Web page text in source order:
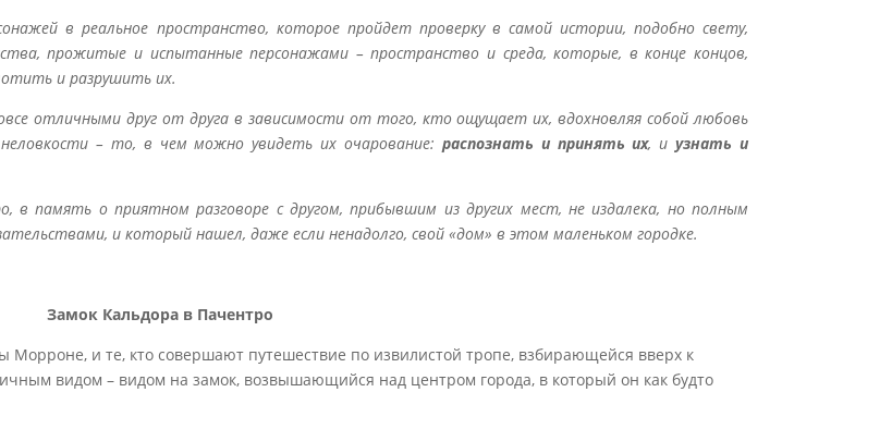
в реальное пространство, которое пройдет проверку в самой истории, подобно свету,
прожитые и испытанные персонажами – пространство и среда, которые, в конце концов,
и разрушить их.
отличными друг от друга в зависимости от того, кто ощущает их, вдохновляя собой любовь
– то, в чем можно увидеть их очарование: распознать и принять их, иузнать и
память о приятном разговоре с другом, прибывшим из других мест, не издалека, но полным
и который нашел, даже если ненадолго, свой «дом» в этом маленьком городке.
Замок Кальдора в Пачентро
Морроне, и те, кто совершают путешествие по извилистой тропе, взбирающейся вверх к
видом – видом на замок, возвышающийся над центром города, в который он как будто